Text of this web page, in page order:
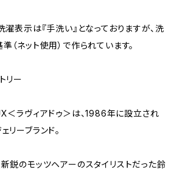
濯表示は『手洗い』となっておりますが、洗
（ネット使用）で作られています。
リー
＜ラヴィアドゥ＞は、1986年に設立され
リーブランド。
鋭のモッツヘアーのスタイリストだった鈴